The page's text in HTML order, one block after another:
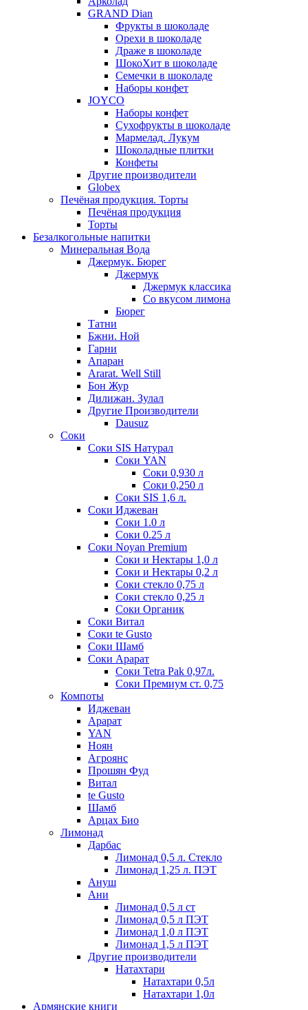
GRAND Dian
Фрукты в шоколаде
Орехи в шоколаде
Драже в шоколаде
ШокоХит в шоколаде
Семечки в шоколаде
Наборы конфет
JOYCO
Наборы конфет
Сухофрукты в шоколаде
Мармелад. Лукум
Шоколадные плитки
Конфеты
Другие производители
Globex
Печёная продукция. Торты
Печёная продукция
Торты
Безалкогольные напитки
Минеральная Вода
Джермук. Бюрег
Джермук
Джермук классика
Со вкусом лимона
Бюрег
Татни
Бжни. Ной
Гарни
Апаран
Ararat. Well Still
Бон Жур
Дилижан. Зулал
Другие Производители
Dausuz
Соки
Соки SIS Натурал
Соки YAN
Соки 0,930 л
Соки 0,250 л
Соки SIS 1,6 л.
Соки Иджеван
Соки 1.0 л
Соки 0.25 л
Соки Noyan Premium
Соки и Нектары 1,0 л
Соки и Нектары 0,2 л
Соки стекло 0,75 л
Соки стекло 0,25 л
Соки Органик
Соки Витал
Соки te Gusto
Соки Шамб
Соки Арарат
Соки Tetra Pak 0,97л.
Соки Премиум ст. 0,75
Компоты
Иджеван
Арарат
YAN
Ноян
Агроянс
Прошян Фуд
Витал
te Gusto
Шамб
Арцах Био
Лимонад
Дарбас
Лимонад 0,5 л. Стекло
Лимонад 1,25 л. ПЭТ
Ануш
Ани
Лимонад 0,5 л ст
Лимонад 0,5 л ПЭТ
Лимонад 1,0 л ПЭТ
Лимонад 1,5 л ПЭТ
Другие производители
Натахтари
Натахтари 0,5л
Натахтари 1,0л
Армянские книги